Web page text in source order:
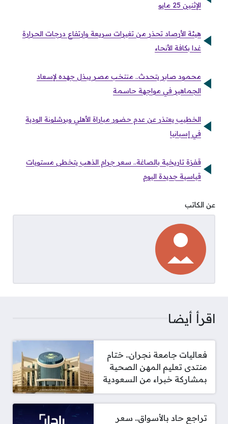
الإثنين 25 مايو
هيئة الأرصاد تحذر من تغيرات سريعة وارتفاع درجات الحرارة
غدا بكافة الأنحاء
محمود صابر يتحدث.. منتخب مصر يبذل جهده لإسعاد
الجماهير في مواجهة حاسمة
الخطيب يعتذر عن عدم حضور مباراة الأهلي وبرشلونة الودية
في إسبانيا
قفزة تاريخية بالصاغة.. سعر جرام الذهب يتخطى مستويات
قياسية جديدة اليوم
عن الكاتب
اقرأ أيضا
فعاليات جامعة نجران.. ختام
منتدى تعليم المهن الصحية
بمشاركة خبراء من السعودية
تراجع حاد بالأسواق.. سعر